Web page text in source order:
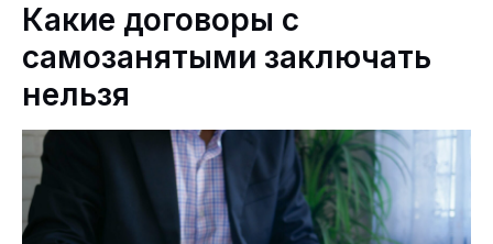
Какие договоры с
самозанятыми заключать
нельзя